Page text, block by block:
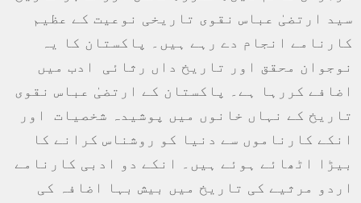
سید ارتضیٰ عباس نقوی تاریخی نوعیت کے عظیم
کارنامے انجام دے رہے ہیں۔ پاکستان کا یہ
نوجوان محقق اور تاریخ داں رثائی ادب میں
اضافے کررہا ہے۔ پاکستان کے ارتضیٰ عباس نقوی
تاریخ کے نہاں خانوں میں پوشیدہ شخصیات اور
انکے کارناموں سے دنیا کو روشناس کرانے کا
بیڑا اٹھائے ہوئے ہیں۔ انکے دو ادبی کارنامے
اردو مرثیے کی تاریخ میں بیش بہا اضافہ کی